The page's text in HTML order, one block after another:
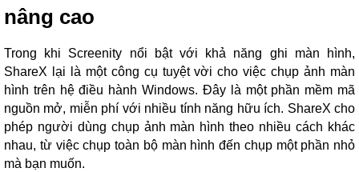
nâng cao
Trong khi Screenity nổi bật với khả năng ghi màn hình,
ShareX lại là một công cụ tuyệt vời cho việc chụp ảnh màn
hình trên hệ điều hành Windows. Đây là một phần mềm mã
nguồn mở, miễn phí với nhiều tính năng hữu ích. ShareX cho
phép người dùng chụp ảnh màn hình theo nhiều cách khác
nhau, từ việc chụp toàn bộ màn hình đến chụp một phần nhỏ
mà bạn muốn.